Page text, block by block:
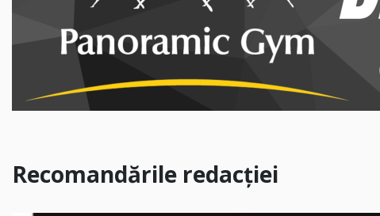
Recomandările redacției